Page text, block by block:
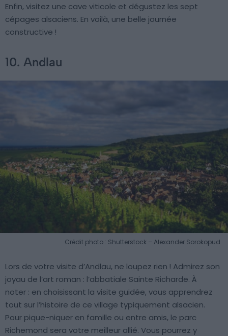
Enfin, visitez une cave viticole et dégustez les sept
cépages alsaciens. En voilà, une belle journée
constructive !
10. Andlau
Crédit photo : Shutterstock – Alexander Sorokopud
Lors de votre visite d’Andlau, ne loupez rien ! Admirez son
joyau de l’art roman : l’abbatiale Sainte Richarde. À
noter : en choisissant la visite guidée, vous apprendrez
tout sur l’histoire de ce village typiquement alsacien.
Pour pique-niquer en famille ou entre amis, le parc
Richemond sera votre meilleur allié. Vous pourrez y